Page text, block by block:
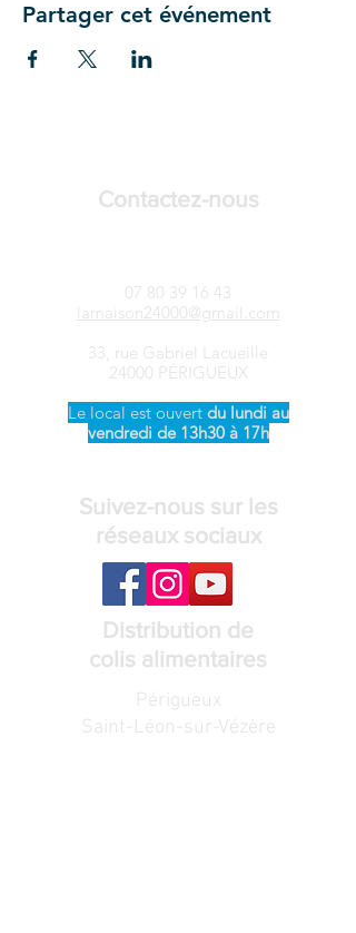
Partager cet événement
Contactez-nous
07 80 39 16 43
lamaison24000@gmail.com
33, rue Gabriel Lacueille
24000 PÉRIGUEUX
Le local est ouvert ​ du lundi au
vendredi de 13h30 à 17h
Suivez-nous sur les
réseaux sociaux
Distribution de
colis alimentaires
Périgueux
Saint-Léon-sur-Vézère